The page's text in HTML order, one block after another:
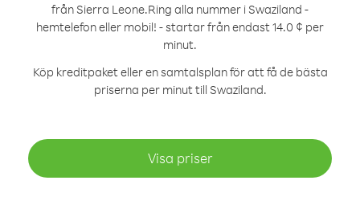
från Sierra Leone.Ring alla nummer i Swaziland -
hemtelefon eller mobil! - startar från endast 14.0 ¢ per
minut.
Köp kreditpaket eller en samtalsplan för att få de bästa
priserna per minut till Swaziland.
Visa priser